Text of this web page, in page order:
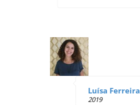
Luísa Ferreira
2019